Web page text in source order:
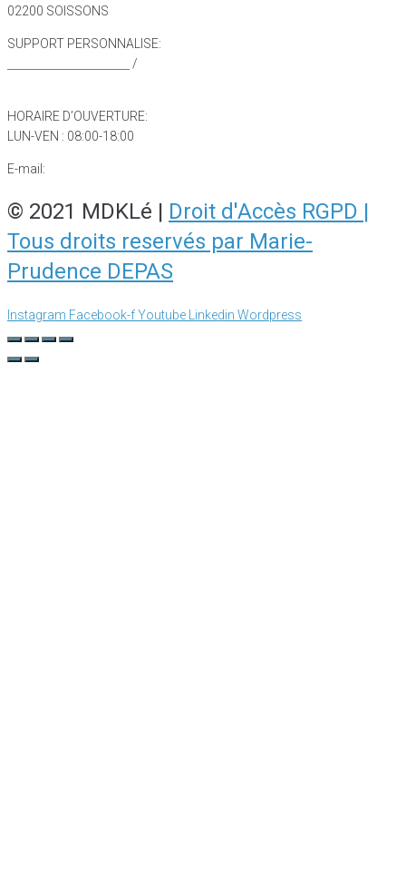
02200 SOISSONS
SUPPORT PERSONNALISE:
/
HORAIRE D’OUVERTURE:
LUN-VEN : 08:00-18:00
E-mail:
© 2021 MDKLé | Droit d'Accès RGPD |
Tous droits reservés par Marie-
Prudence DEPAS
Instagram Facebook-fYoutube Linkedin Wordpress